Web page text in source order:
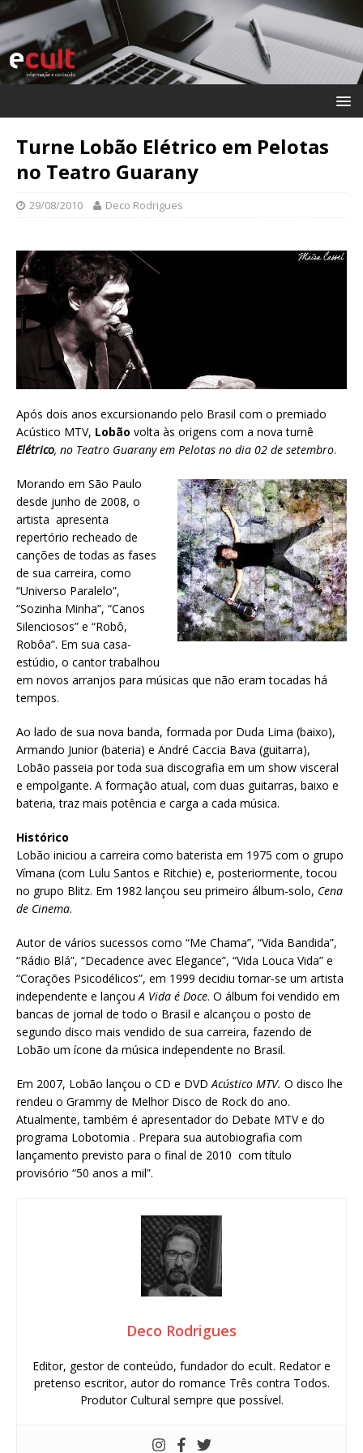
Turne Lobão Elétrico em Pelotas
no Teatro Guarany
29/08/2010 Deco Rodrigues
Após dois anos excursionando pelo Brasil com o premiado
Acústico MTV, Lobão volta às origens com a nova turnê
Elétrico, no Teatro Guarany em Pelotas no dia 02 de setembro.
Morando em São Paulo
desde junho de 2008, o
artista apresenta
repertório recheado de
canções de todas as fases
de sua carreira, como
“Universo Paralelo”,
“Sozinha Minha”, “Canos
Silenciosos” e “Robô,
Robôa”. Em sua casa-
estúdio, o cantor trabalhou
em novos arranjos para músicas que não eram tocadas há
tempos.
Ao lado de sua nova banda, formada por Duda Lima (baixo),
Armando Junior (bateria) e André Caccia Bava (guitarra),
Lobão passeia por toda sua discografia em um show visceral
e empolgante. A formação atual, com duas guitarras, baixo e
bateria, traz mais potência e carga a cada música.
Histórico
Lobão iniciou a carreira como baterista em 1975 com o grupo
Vímana (com Lulu Santos e Ritchie) e, posteriormente, tocou
no grupo Blitz. Em 1982 lançou seu primeiro álbum-solo, Cena
de Cinema.
Autor de vários sucessos como “Me Chama”, “Vida Bandida”,
“Rádio Blá”, “Decadence avec Elegance”, “Vida Louca Vida” e
“Corações Psicodélicos”, em 1999 decidiu tornar-se um artista
independente e lançouA Vida é Doce. O álbum foi vendido em
bancas de jornal de todo o Brasil e alcançou o posto de
segundo disco mais vendido de sua carreira, fazendo de
Lobão um ícone da música independente no Brasil.
Em 2007, Lobão lançou o CD e DVDAcústico MTV. O disco lhe
rendeu o Grammy de Melhor Disco de Rock do ano.
Atualmente, também é apresentador do Debate MTV e do
programa Lobotomia . Prepara sua autobiografia com
lançamento previsto para o final de 2010 com título
provisório “50 anos a mil”.
Deco Rodrigues
Editor, gestor de conteúdo, fundador do ecult. Redator e
pretenso escritor, autor do romance Três contra Todos.
Produtor Cultural sempre que possível.